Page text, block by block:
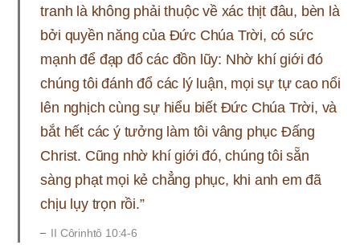
tranh là không phải thuộc về xác thịt đâu, bèn là
bởi quyền năng của Đức Chúa Trời, có sức
mạnh để đạp đổ các đồn lũy: Nhờ khí giới đó
chúng tôi đánh đổ các lý luận, mọi sự tự cao nổi
lên nghịch cùng sự hiểu biết Đức Chúa Trời, và
bắt hết các ý tưởng làm tôi vâng phục Đấng
Christ. Cũng nhờ khí giới đó, chúng tôi sẵn
sàng phạt mọi kẻ chẳng phục, khi anh em đã
chịu lụy trọn rồi.”
II Côrinhtô 10:4-6